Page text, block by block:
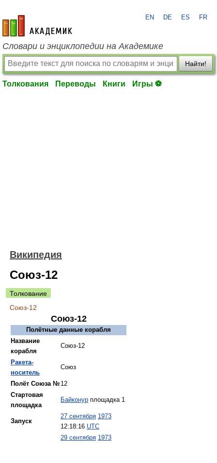
academic.ru
EN DE ES FR
Словари и энциклопедии на Академике
Найти!
Толкования Переводы Книги Игры ⚽
Википедия
Союз-12
Толкование
Союз-12
Союз-12
Полётные данные корабля
Название
корабля
Союз-12
Ракета-
носитель
Союз
Полёт Союза № 12
Стартовая
площадка
Байконур площадка 1
Запуск
27 сентября 1973
12:18:16 UTC
29 сентября 1973